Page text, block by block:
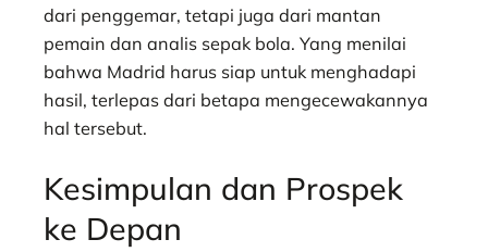
dari penggemar, tetapi juga dari mantan
pemain dan analis sepak bola. Yang menilai
bahwa Madrid harus siap untuk menghadapi
hasil, terlepas dari betapa mengecewakannya
hal tersebut.
Kesimpulan dan Prospek
ke Depan